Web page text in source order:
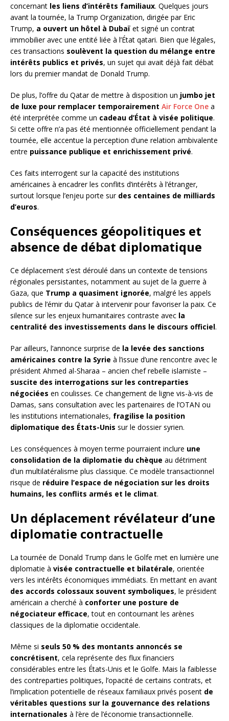
concernant les liens d’intérêts familiaux. Quelques jours
avant la tournée, la Trump Organization, dirigée par Eric
Trump, a ouvert un hôtel à Dubaï et signé un contrat
immobilier avec une entité liée à l’État qatari. Bien que légales,
ces transactions soulèvent la question du mélange entre
intérêts publics et privés, un sujet qui avait déjà fait débat
lors du premier mandat de Donald Trump.
De plus, l’offre du Qatar de mettre à disposition un jumbo jet
de luxe pour remplacer temporairement Air Force One a
été interprétée comme un cadeau d’État à visée politique.
Si cette offre n’a pas été mentionnée officiellement pendant la
tournée, elle accentue la perception d’une relation ambivalente
entre puissance publique et enrichissement privé.
Ces faits interrogent sur la capacité des institutions
américaines à encadrer les conflits d’intérêts à l’étranger,
surtout lorsque l’enjeu porte sur des centaines de milliards
d’euros.
Conséquences géopolitiques et
absence de débat diplomatique
Ce déplacement s’est déroulé dans un contexte de tensions
régionales persistantes, notamment au sujet de la guerre à
Gaza, que Trump a quasiment ignorée, malgré les appels
publics de l’émir du Qatar à intervenir pour favoriser la paix. Ce
silence sur les enjeux humanitaires contraste avec la
centralité des investissements dans le discours officiel.
Par ailleurs, l’annonce surprise de la levée des sanctions
américaines contre la Syrie à l’issue d’une rencontre avec le
président Ahmed al-Sharaa – ancien chef rebelle islamiste –
suscite des interrogations sur les contreparties
négociées en coulisses. Ce changement de ligne vis-à-vis de
Damas, sans consultation avec les partenaires de l’OTAN ou
les institutions internationales, fragilise la position
diplomatique des États-Unis sur le dossier syrien.
Les conséquences à moyen terme pourraient inclure une
consolidation de la diplomatie du chèque au détriment
d’un multilatéralisme plus classique. Ce modèle transactionnel
risque de réduire l’espace de négociation sur les droits
humains, les conflits armés et le climat.
Un déplacement révélateur d’une
diplomatie contractuelle
La tournée de Donald Trump dans le Golfe met en lumière une
diplomatie à visée contractuelle et bilatérale, orientée
vers les intérêts économiques immédiats. En mettant en avant
des accords colossaux souvent symboliques, le président
américain a cherché à conforter une posture de
négociateur efficace, tout en contournant les arènes
classiques de la diplomatie occidentale.
Même si seuls 50 % des montants annoncés se
concrétisent, cela représente des flux financiers
considérables entre les États-Unis et le Golfe. Mais la faiblesse
des contreparties politiques, l’opacité de certains contrats, et
l’implication potentielle de réseaux familiaux privés posent de
véritables questions sur la gouvernance des relations
internationales à l’ère de l’économie transactionnelle.